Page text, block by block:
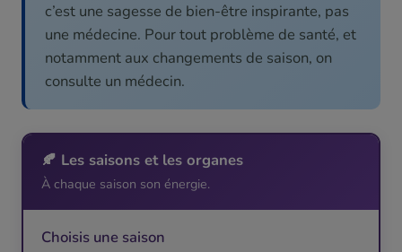
c’est une sagesse de bien-être inspirante, pas
une médecine. Pour tout problème de santé, et
notamment aux changements de saison, on
consulte un médecin.
🍂 Les saisons et les organes
À chaque saison son énergie.
Choisis une saison